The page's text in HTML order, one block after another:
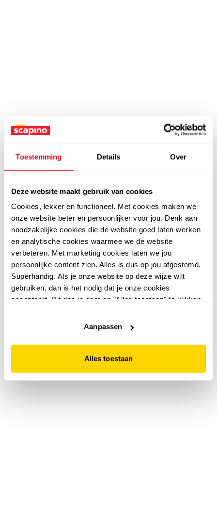
Toestemming Details Over
Deze website maakt gebruik van cookies
Cookies, lekker en functioneel. Met cookies maken we
onze website beter en persoonlijker voor jou. Denk aan
noodzakelijke cookies die de website goed laten werken
en analytische cookies waarmee we de website
verbeteren. Met marketing cookies laten we jou
persoonlijke content zien. Alles is dus op jou afgestemd.
Superhandig. Als je onze website op deze wijze wilt
gebruiken, dan is het nodig dat je onze cookies
accepteert. Dit doe je door op "Alles toestaan" te klikken.
website niet optimaal functioneert.
Aanpassen
Alles toestaan